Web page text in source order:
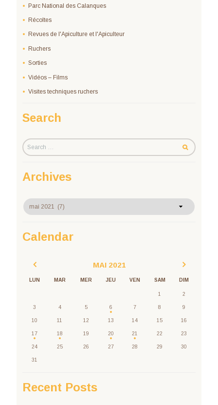
Parc National des Calanques
Récoltes
Revues de l'Apiculture et l'Apiculteur
Ruchers
Sorties
Vidéos – Films
Visites techniques ruchers
Search
Archives
Archives
Calendar
MAI 2021
LUN MAR MER JEU VEN SAM DIM
1 2
3 4 5 6 7 8 9
10 11 12 13 14 15 16
17 18 19 20 21 22 23
24 25 26 27 28 29 30
31
Recent Posts